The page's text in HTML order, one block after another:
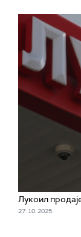
Лукоил
27. 10. 2025.